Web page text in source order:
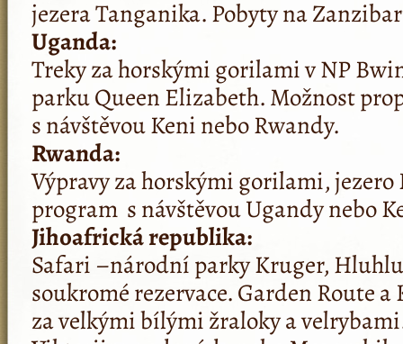
jezera Tanganika. Pobyty na
Uganda:
Treky za horskými gorilami v NP
parku Queen Elizabeth. Možnost
s návštěvou Keni nebo Rwandy.
Rwanda:
Výpravy za horskými gorilami,
program s náv­štěvou Ugandy nebo
Jihoafrická republika:
Safari –národní parky Kruger,
soukromé rezervace. Garden Route a
za velkými bílými žraloky a